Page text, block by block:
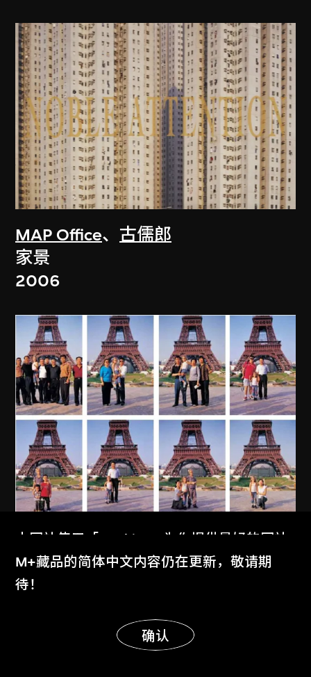
MAP Office、 古儒郎
家景
2006
古儒郎
本网站使用「Cookies」为你提供最好的网站
体验。
了解更多
明白
M+藏品的简体中文内容仍在更新，敬请期
待！
确认
显示更多